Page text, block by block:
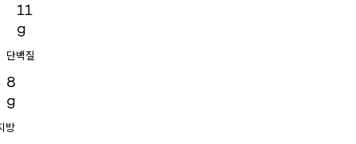
11
g
단백질
8
g
방